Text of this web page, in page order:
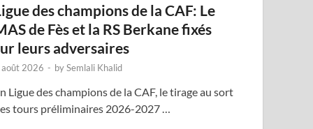
des champions de la CAF: Le
de Fès et la RS Berkane fixés
leurs adversaires
2026 - bySemlali Khalid
Ligue des champions de la CAF, le tirage au sort
tours préliminaires 2026-2027 …